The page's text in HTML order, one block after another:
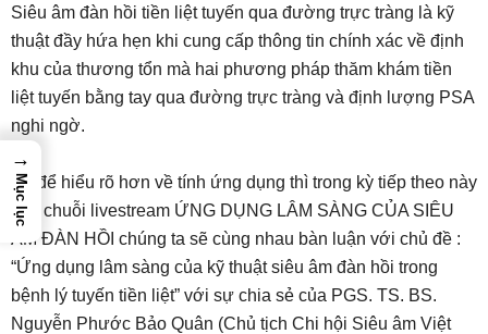
Siêu âm đàn hồi tiền liệt tuyến qua đường trực tràng là kỹ
thuật đầy hứa hẹn khi cung cấp thông tin chính xác về định
khu của thương tổn mà hai phương pháp thăm khám tiền
liệt tuyến bằng tay qua đường trực tràng và định lượng PSA
nghi ngờ.
Và để hiểu rõ hơn về tính ứng dụng thì trong kỳ tiếp theo này
của chuỗi livestream ỨNG DỤNG LÂM SÀNG CỦA SIÊU
ÂM ĐÀN HỒI chúng ta sẽ cùng nhau bàn luận với chủ đề :
“Ứng dụng lâm sàng của kỹ thuật siêu âm đàn hồi trong
bệnh lý tuyến tiền liệt” với sự chia sẻ của PGS. TS. BS.
Nguyễn Phước Bảo Quân (Chủ tịch Chi hội Siêu âm Việt
→
Mục lục